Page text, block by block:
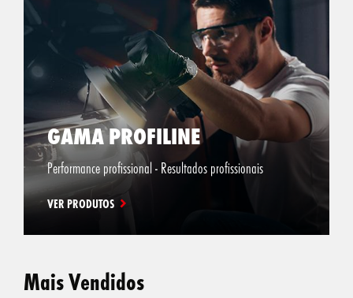
GAMA PROFILINE
Performance profissional - Resultados profissionais
VER PRODUTOS
Mais Vendidos